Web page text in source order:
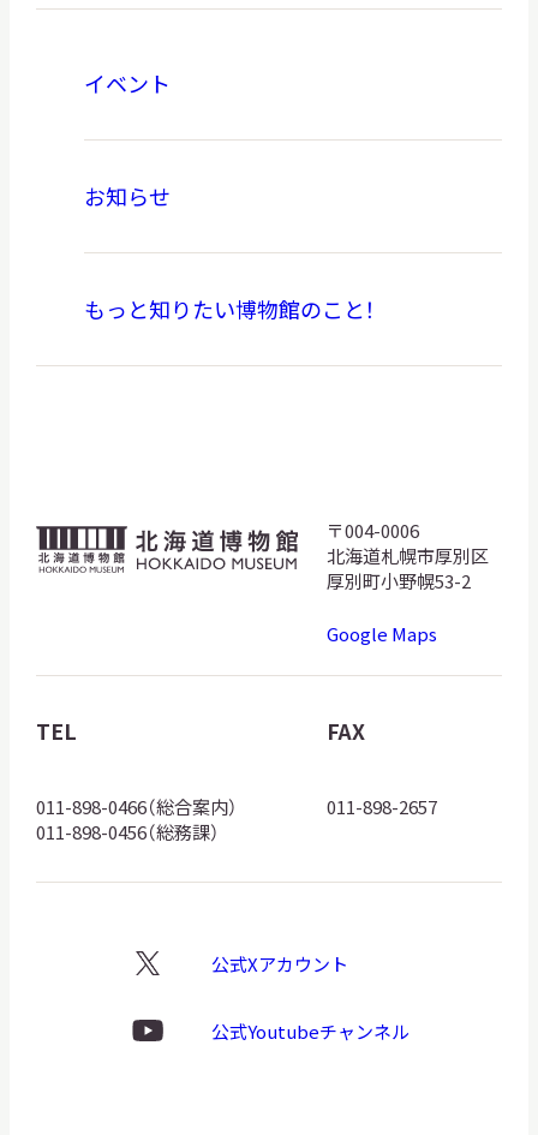
イベント
お知らせ
もっと知りたい博物館のこと！
北
海
物
館
ゴ
〒004-0006
北海道札幌市厚別区
厚別町小野幌53-2
Google Maps
TEL
011-898-0466（総合案内）
011-898-0456（総務課）
FAX
011-898-2657
X
ゴ
公式Xアカウント
Youtube
公式Youtubeチャンネル